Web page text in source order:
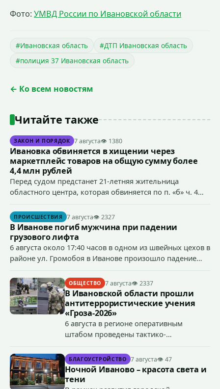
Фото: УМВД России по Ивановской области
#Ивановская область
#ДТП Ивановская область
#полиция 37 Ивановская область
← Ко всем новостям
Читайте также
ЗАКОН И ПОРЯДОК 7 августа👁 1380
Ивановка обвиняется в хищении через
маркетплейс товаров на общую сумму более
4,4 млн рублей
Перед судом предстанет 21-летняя жительница
областного центра, которая обвиняется по п. «б» ч. 4
сумму более 4,4 млн рублей через маркетплейс.
ПРОИСШЕСТВИЯ 7 августа👁 2327
В Иванове погиб мужчина при падении
грузового лифта
6 августа около 17:40 часов в одном из швейных цехов в
районе ул. Громобоя в Иванове произошло падение
ОБЩЕСТВО 7 августа👁 2337
В Ивановской области прошли
антитеррористические учения
«Гроза-2026»
6 августа в регионе оперативным
штабом проведены тактико-
террористического акта на объекте
органов государственной власти.
«Гроза-2026».
БЛАГОУСТРОЙСТВО 7 августа👁 47
Ночной Иваново – красота света и
тени